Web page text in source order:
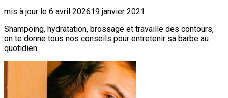
mis à jour le 6 avril 202619 janvier 2021
Shampoing, hydratation, brossage et travaille des contours,
on te donne tous nos conseils pour entretenir sa barbe au
quotidien.